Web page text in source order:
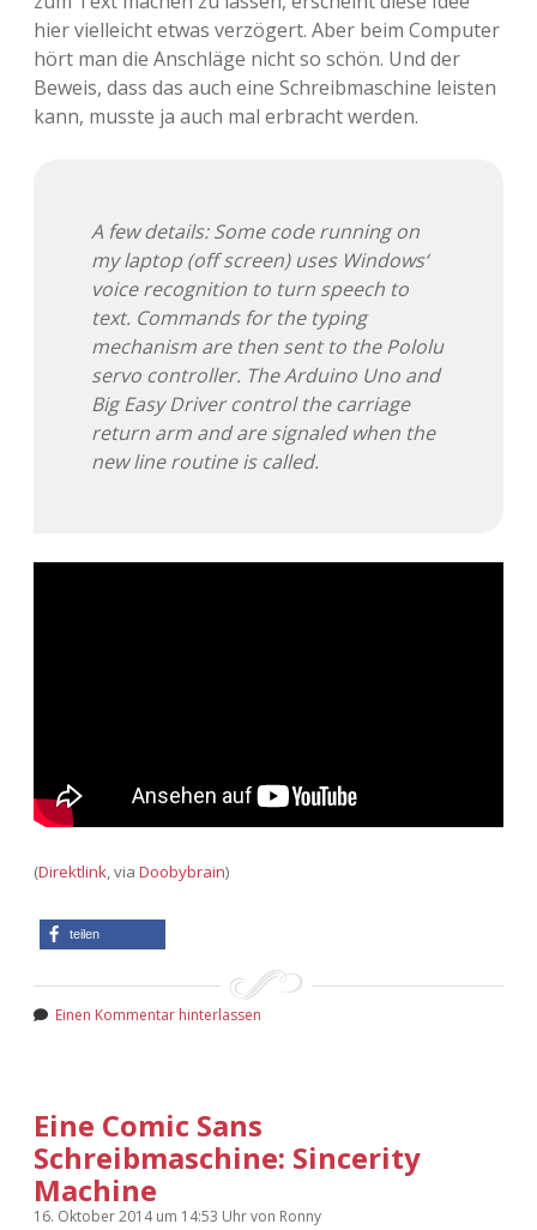
Wandnotizen
Adventskalender 2014
Adventskalender 2015
Adventskalender 2017
Adventskalender 2018
Adventskalender 2019
Adventskalender 2020
Adventskalender 2021
hier vielleicht etwas verzögert. Aber beim Computer
hört man die Anschläge nicht so schön. Und der
Beweis, dass das auch eine Schreibmaschine leisten
kann, musste ja auch mal erbracht werden.
A few details: Some code running on
my laptop (off screen) uses Windows‘
voice recognition to turn speech to
text. Commands for the typing
mechanism are then sent to the Pololu
servo controller. The Arduino Uno and
Big Easy Driver control the carriage
return arm and are signaled when the
new line routine is called.
(Direktlink, via Doobybrain)
teilen
Einen Kommentar hinterlassen
Eine Comic Sans
Schreibmaschine: Sincerity
Machine
16. Oktober 2014um 14:53 Uhrvon Ronny